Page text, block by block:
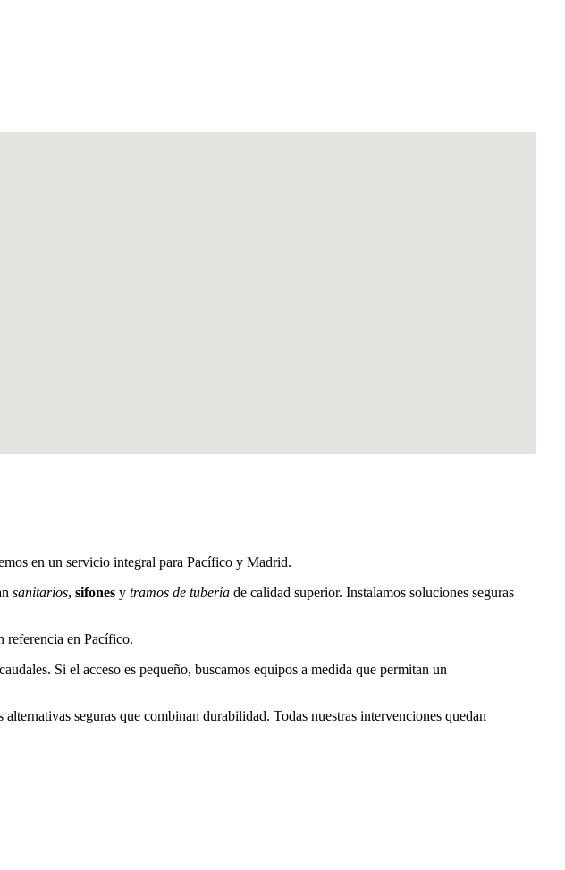
en un servicio integral para Pacífico y Madrid.
sanitarios, sifones y tramos de tubería de calidad superior. Instalamos soluciones seguras
referencia en Pacífico.
Si el acceso es pequeño, buscamos equipos a medida que permitan un
seguras que combinan durabilidad. Todas nuestras intervenciones quedan